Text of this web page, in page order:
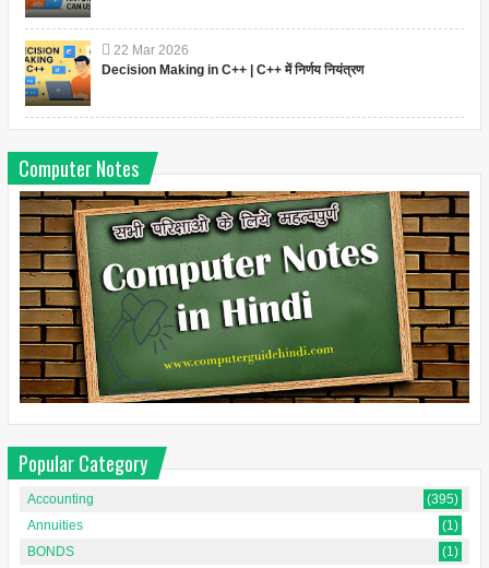
22 Mar 2026
Decision Making in C++ | C++ में निर्णय नियंत्रण
Computer Notes
Popular Category
Accounting
(395)
Annuities
(1)
BONDS
(1)